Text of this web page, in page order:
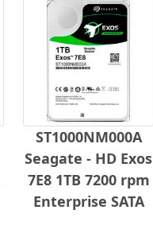
ST1000NM000A
Seagate - HD Exos
7E8 1TB 7200 rpm
Enterprise SATA